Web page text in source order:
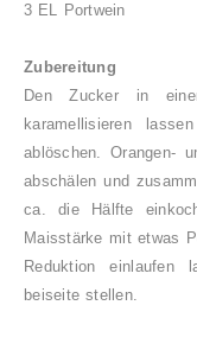
3 EL Portwein
Zubereitung
Den Zucker in
karamellisieren
ablöschen. Orangen-
abschälen und
ca. die Hälfte
Maisstärke mit etwas
Reduktion einlaufen
beiseite stellen.